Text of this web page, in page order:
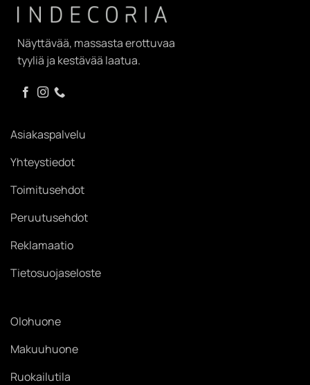
Näyttävää, massasta erottuvaa
tyyliä ja kestävää laatua.
Asiakaspalvelu
Yhteystiedot
Toimitusehdot
Peruutusehdot
Reklamaatio
Tietosuojaseloste
Olohuone
Makuuhuone
Ruokailutila